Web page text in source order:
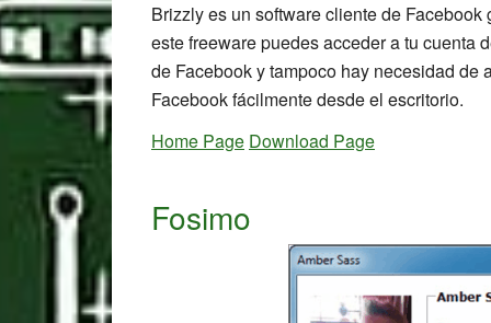
Brizzly es un software cliente de
este freeware puedes acceder a tu cuenta
de Facebook y tampoco hay necesidad
Facebook fácilmente desde el escritorio.
Home Page Download Page
Fosimo